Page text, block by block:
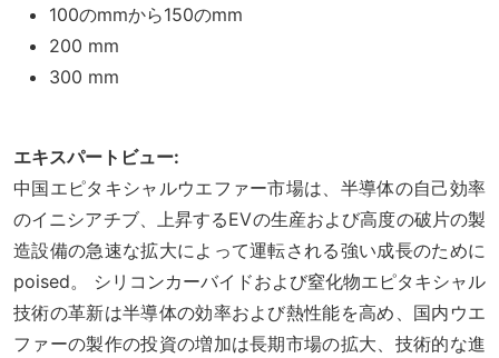
100のmmから150のmm
200 mm
300 mm
エキスパートビュー:
中国エピタキシャルウエファー市場は、半導体の自己効率
のイニシアチブ、上昇するEVの生産および高度の破片の製
造設備の急速な拡大によって運転される強い成長のために
poised。 シリコンカーバイドおよび窒化物エピタキシャル
技術の革新は半導体の効率および熱性能を高め、国内ウエ
ファーの製作の投資の増加は長期市場の拡大、技術的な進